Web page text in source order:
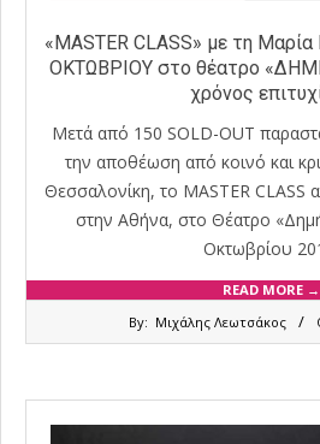
«MASTER CLASS» με τη
ΟΚΤΩΒΡΙΟΥ στο θέατρο
χρόνος
Μετά από 150 SOLD-OUT
την αποθέωση από κοινό και
Θεσσαλονίκη, το MASTER CLASS
στην Αθήνα, στο Θέατρο
Οκτωβρίου
READ MORE →
By: Μιχάλης Λεωτσάκος